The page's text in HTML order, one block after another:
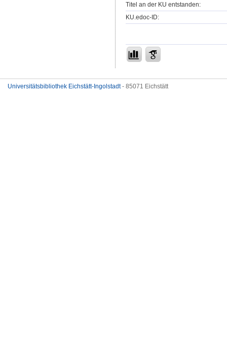
Titel an der KU entstanden:
KU.edoc-ID:
Universitätsbibliothek Eichstätt-Ingolstadt- 85071 Eichstätt